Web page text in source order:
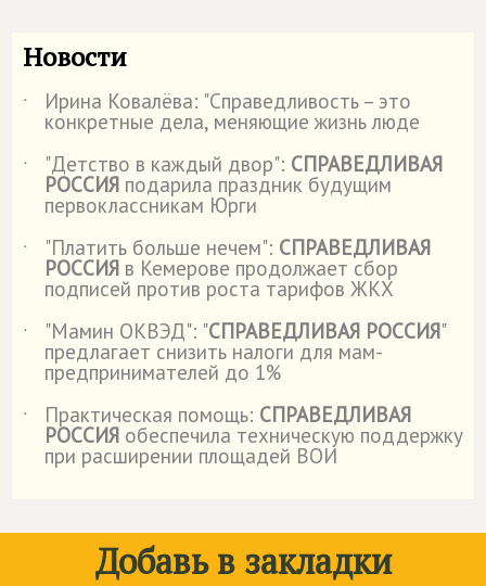
Новости
˙ Ирина Ковалёва: "Справедливость – это
конкретные дела, меняющие жизнь люде
˙
"Детство в каждый двор": СПРАВЕДЛИВАЯ
РОССИЯ подарила праздник будущим
первоклассникам Юрги
˙
"Платить больше нечем": СПРАВЕДЛИВАЯ
РОССИЯ в Кемерове продолжает сбор
подписей против роста тарифов ЖКХ
˙
"Мамин ОКВЭД": "СПРАВЕДЛИВАЯ РОССИЯ"
предлагает снизить налоги для мам-
предпринимателей до 1%
˙
Практическая помощь: СПРАВЕДЛИВАЯ
РОССИЯ обеспечила техническую поддержку
при расширении площадей ВОИ
Добавь в закладки